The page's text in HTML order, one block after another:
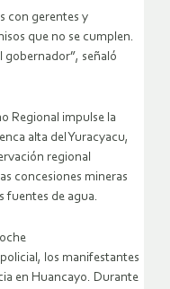
con gerentes y
que no se cumplen.
gobernador”, señaló
Regional impulse la
alta del Yuracyacu,
regional
concesiones mineras
fuentes de agua.
los manifestantes
en Huancayo. Durante